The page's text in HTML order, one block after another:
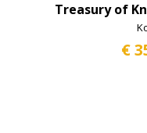
Treasury of
€